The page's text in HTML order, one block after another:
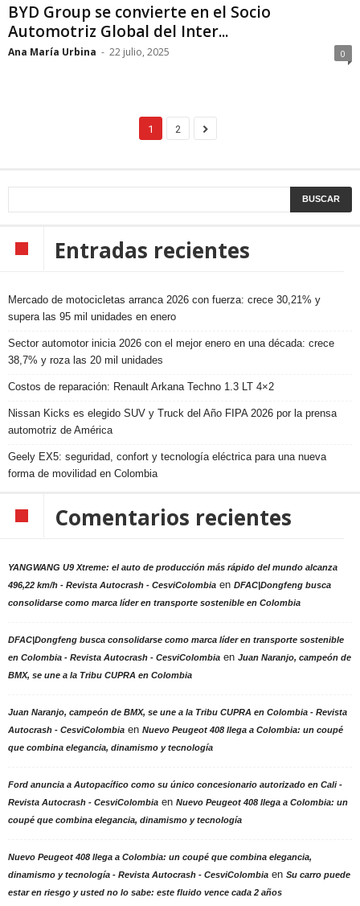
BYD Group se convierte en el Socio
Automotriz Global del Inter...
Ana María Urbina - 22 julio, 2025 0
1 2
Entradas recientes
Mercado de motocicletas arranca 2026 con fuerza: crece 30,21% y
supera las 95 mil unidades en enero
Sector automotor inicia 2026 con el mejor enero en una década: crece
38,7% y roza las 20 mil unidades
Costos de reparación: Renault Arkana Techno 1.3 LT 4×2
Nissan Kicks es elegido SUV y Truck del Año FIPA 2026 por la prensa
automotriz de América
Geely EX5: seguridad, confort y tecnología eléctrica para una nueva
forma de movilidad en Colombia
Comentarios recientes
YANGWANG U9 Xtreme: el auto de producción más rápido del mundo alcanza
496,22 km/h - Revista Autocrash - CesviColombia en DFAC|Dongfeng busca
consolidarse como marca líder en transporte sostenible en Colombia
DFAC|Dongfeng busca consolidarse como marca líder en transporte sostenible
en Colombia - Revista Autocrash - CesviColombia en Juan Naranjo, campeón de
BMX, se une a la Tribu CUPRA en Colombia
Juan Naranjo, campeón de BMX, se une a la Tribu CUPRA en Colombia - Revista
Autocrash - CesviColombia en Nuevo Peugeot 408 llega a Colombia: un coupé
que combina elegancia, dinamismo y tecnología
Ford anuncia a Autopacífico como su único concesionario autorizado en Cali -
Revista Autocrash - CesviColombia en Nuevo Peugeot 408 llega a Colombia: un
coupé que combina elegancia, dinamismo y tecnología
Nuevo Peugeot 408 llega a Colombia: un coupé que combina elegancia,
dinamismo y tecnología - Revista Autocrash - CesviColombia en Su carro puede
estar en riesgo y usted no lo sabe: este fluido vence cada 2 años